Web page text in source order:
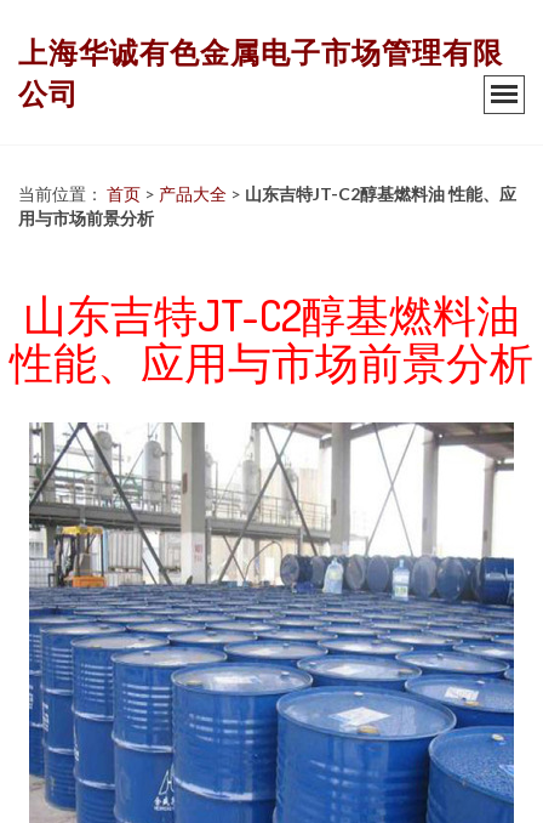
上海华诚有色金属电子市场管理有限
公司
当前位置： 首页 > 产品大全 > 山东吉特JT-C2醇基燃料油 性能、应
用与市场前景分析
山东吉特JT-C2醇基燃料油
性能、应用与市场前景分析